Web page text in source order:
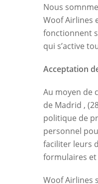
Nous
Woof Airlines
fonctionnent
qui s’active
Acceptation
Au moyen de
de Madrid ,
politique de
personnel
faciliter leurs
formulaires et
Woof Airlines